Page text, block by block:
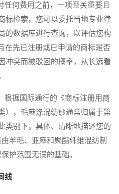
何费用之前，一项至关重要且
标检索。您可以委托当地专业律
的数据库进行查询，以评估您构
在先已注册或已申请的商标是否
冲突而被驳回的概率，从长远看
据国际通行的《商标注册用商
），毛麻涤混纺纱通常归属于第
别下，具体、清晰地描述您的
羊毛、亚麻和聚酯纤维混纺制
护范围无误的基础。
线